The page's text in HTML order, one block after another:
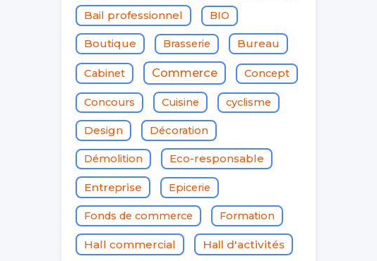
Bail professionnel BIO
Boutique Brasserie Bureau
Cabinet Commerce Concept
Concours Cuisine cyclisme
Design Décoration
Démolition Eco-responsable
Entreprise Epicerie
Fonds de commerce Formation
Hall commercial Hall d'activités